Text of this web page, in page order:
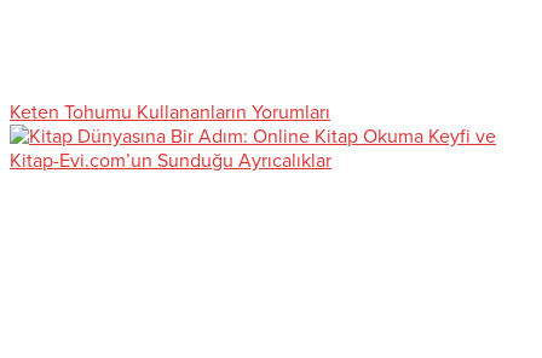
Keten Tohumu Kullananların Yorumları